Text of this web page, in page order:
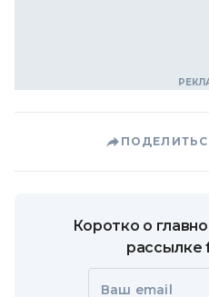
Коротко о
рассылке
Ваш email